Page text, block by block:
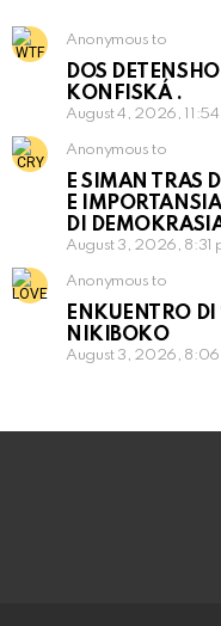
Anonymous to
DOS
KONFISKÁ .
August 4, 2026,
Anonymous to
E SIMAN TRAS
E
DI
August 3, 2026, 8:31
Anonymous to
ENKUENTRO DI
NIKIBOKO
August 3, 2026, 8:06